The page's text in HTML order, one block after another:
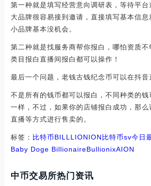
第一种就是填写经营意向调研表，等待平
大品牌很容易接到邀请，直接填写基本信息
小品牌基本没机会。
第二种就是找服务商帮你报白，哪怕资质不
类目报白直播间报白都可以操作！
最后一个问题，老钱古钱纪念币可以在抖音
不是所有的钱币都可以报白，不同种类的钱
一样，不过，如果你的店铺报白成功，那么
直播等方式进行售卖的。
标签： 比特币BILL LIONION比特币sv今日
Baby Doge BillionaireBullionixAION
中币交易所热门资讯